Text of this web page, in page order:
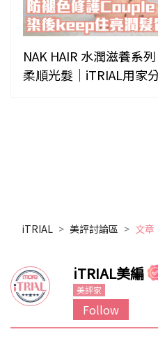
NAK HAIR 水潤滋養系
柔順光髮｜iTRIAL用家
iTRIAL 美評討論區 文章
iTRIAL美編
美評家
Follow